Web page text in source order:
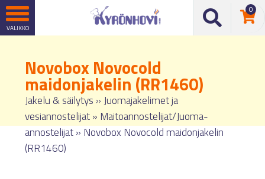
0
Novobox Novocold
maidonjakelin (RR1460)
Jakelu & säilytys » Juomajakelimet ja
vesiannostelijat» Maitoannostelijat/Juoma-
annostelijat» Novobox Novocold maidonjakelin
(RR1460)